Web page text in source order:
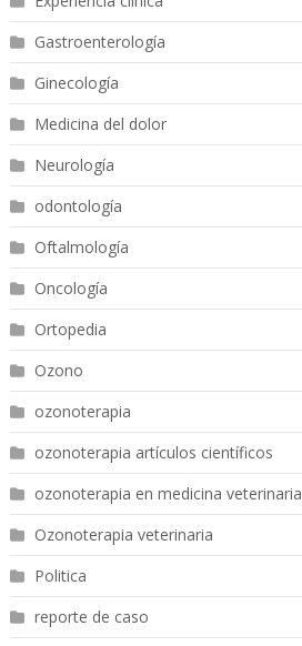
Gastroenterología
Ginecología
Medicina del dolor
Neurología
odontología
Oftalmología
Oncología
Ortopedia
Ozono
ozonoterapia
ozonoterapia artículos científicos
ozonoterapia en medicina veterinaria
Ozonoterapia veterinaria
Politica
reporte de caso